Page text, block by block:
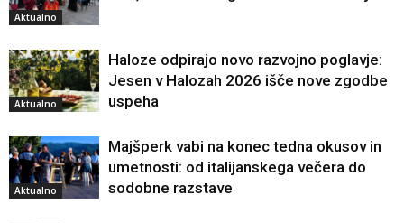
Aktualno
Aktualno
Haloze odpirajo novo razvojno poglavje:
Jesen v Halozah 2026 išče nove zgodbe
uspeha
Aktualno
Majšperk vabi na konec tedna okusov in
umetnosti: od italijanskega večera do
sodobne razstave